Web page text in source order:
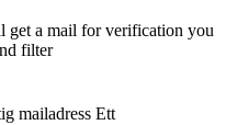
get a mail for verification you
filter
mailadress Ett